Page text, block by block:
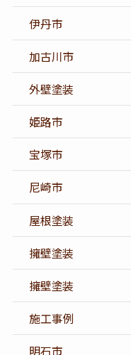
伊丹市
加古川市
外壁塗装
姫路市
宝塚市
尼崎市
屋根塗装
擁壁塗装
擁壁塗装
施工事例
明石市